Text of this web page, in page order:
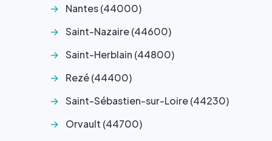
Nantes (44000)
Saint-Nazaire (44600)
Saint-Herblain (44800)
Rezé (44400)
Saint-Sébastien-sur-Loire (44230)
Orvault (44700)